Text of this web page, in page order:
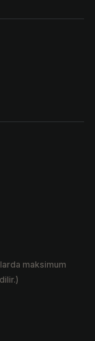
maksimum